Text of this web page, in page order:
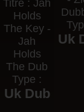
Titre : Jah
Holds
The Key -
Jah
Holds
The Dub
Type :
Uk Dub
Uk